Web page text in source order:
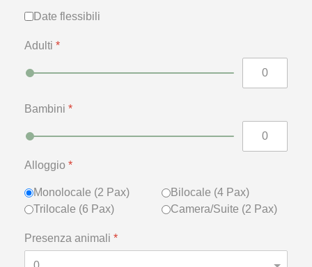
Date flessibili
Date flessibili
Adulti *
Bambini *
Alloggio *
Monolocale (2 Pax)
Bilocale (4 Pax)
Trilocale (6 Pax)
Camera/Suite (2 Pax)
Presenza animali *